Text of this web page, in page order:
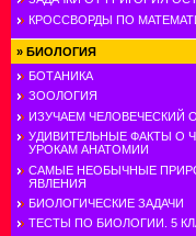
КРОССВОРДЫ ПО
» БИОЛОГИЯ
БОТАНИКА
ЗООЛОГИЯ
ИЗУЧАЕМ ЧЕЛОВЕЧЕСКИЙ
УДИВИТЕЛЬНЫЕ ФАКТЫ О
УРОКАМ АНАТОМИИ
САМЫЕ НЕОБЫЧНЫЕ
ЯВЛЕНИЯ
БИОЛОГИЧЕСКИЕ ЗАДАЧИ
ТЕСТЫ ПО БИОЛОГИИ. 5